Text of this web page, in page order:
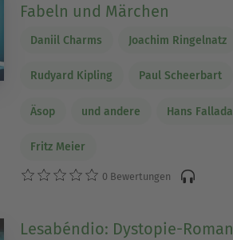
Fabeln und Märchen
Daniil Charms Joachim Ringelnatz
Rudyard Kipling Paul Scheerbart
Äsop und andere Hans Fallada
Fritz Meier
0 Bewertungen
Lesabéndio: Dystopie-Roman